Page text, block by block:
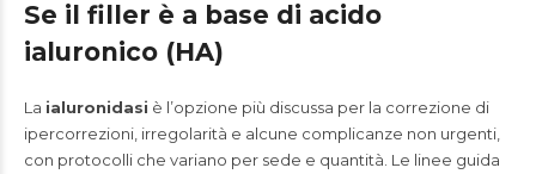
Se il filler è a base di acido
ialuronico (HA)
La ialuronidasi è l’opzione più discussa per la correzione di
ipercorrezioni, irregolarità e alcune complicanze non urgenti,
con protocolli che variano per sede e quantità. Le linee guida